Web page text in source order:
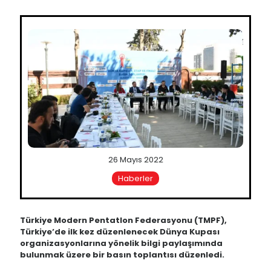
26 Mayıs 2022
Haberler
Türkiye Modern Pentatlon Federasyonu (TMPF),
Türkiye’de ilk kez düzenlenecek Dünya Kupası
organizasyonlarına yönelik bilgi paylaşımında
bulunmak üzere bir basın toplantısı düzenledi.